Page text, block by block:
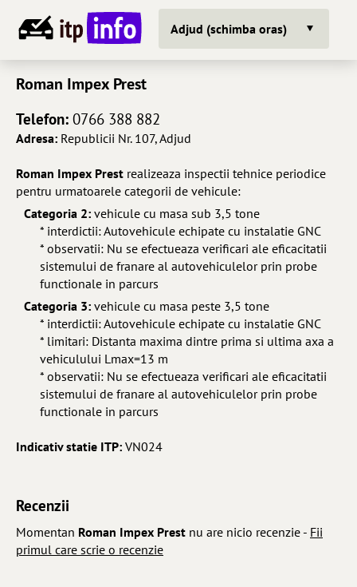
Adjud (schimba oras)
Roman Impex Prest
Telefon: 0766 388 882
Adresa: Republicii Nr. 107, Adjud
Roman Impex Prest realizeaza inspectii tehnice periodice
pentru urmatoarele categorii de vehicule:
Categoria 2: vehicule cu masa sub 3,5 tone
* interdictii: Autovehicule echipate cu instalatie GNC
* observatii: Nu se efectueaza verificari ale eficacitatii
sistemului de franare al autovehiculelor prin probe
functionale in parcurs
Categoria 3: vehicule cu masa peste 3,5 tone
* interdictii: Autovehicule echipate cu instalatie GNC
* limitari: Distanta maxima dintre prima si ultima axa a
vehiculului Lmax=13 m
* observatii: Nu se efectueaza verificari ale eficacitatii
sistemului de franare al autovehiculelor prin probe
functionale in parcurs
Indicativ statie ITP: VN024
Recenzii
Momentan Roman Impex Prest nu are nicio recenzie - Fii
primul care scrie o recenzie